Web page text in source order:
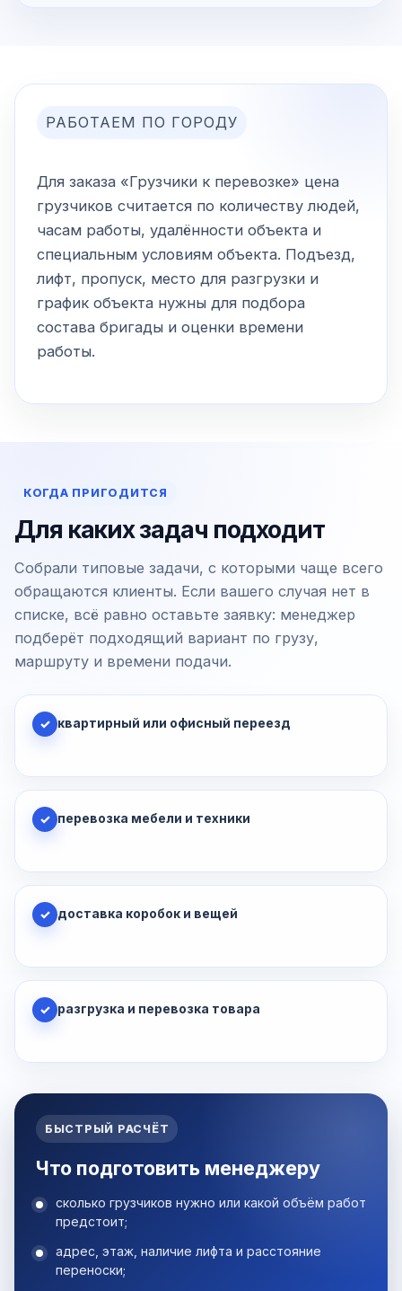
РАБОТАЕМ ПО ГОРОДУ
Для заказа «Грузчики к перевозке» цена
грузчиков считается по количеству людей,
часам работы, удалённости объекта и
специальным условиям объекта. Подъезд,
лифт, пропуск, место для разгрузки и
график объекта нужны для подбора
состава бригады и оценки времени
работы.
КОГДА ПРИГОДИТСЯ
Для каких задач подходит
Собрали типовые задачи, с которыми чаще всего
обращаются клиенты. Если вашего случая нет в
списке, всё равно оставьте заявку: менеджер
подберёт подходящий вариант по грузу,
маршруту и времени подачи.
✓ квартирный или офисный переезд
✓ перевозка мебели и техники
✓ доставка коробок и вещей
✓ разгрузка и перевозка товара
БЫСТРЫЙ РАСЧЁТ
Что подготовить менеджеру
сколько грузчиков нужно или какой объём работ
предстоит;
адрес, этаж, наличие лифта и расстояние
переноски;